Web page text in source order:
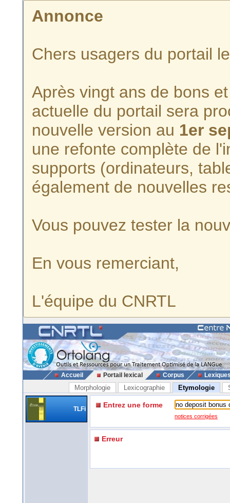
Annonce
Chers usagers du portail
Après vingt ans de bons
actuelle du portail sera
nouvelle version au 1er
une refonte complète de
supports (ordinateurs,
également de nouvelles
Vous pouvez tester la
En vous remerciant,
L'équipe du CNRTL
Accueil Portail lexical Corpus
Morphologie Lexicographie Etymologie
TLFi Entrez une forme
notices corrigées
Erreur